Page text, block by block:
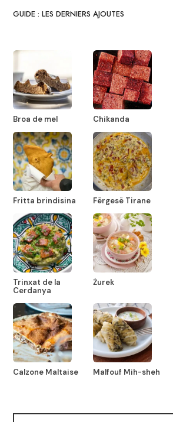
GUIDE : LES DERNIERS AJOUTES
Broa de mel Chikanda
Fritta brindisina Fërgesë Tirane
Trinxat de la
Cerdanya
Żurek
Calzone Maltaise Malfouf Mih-sheh